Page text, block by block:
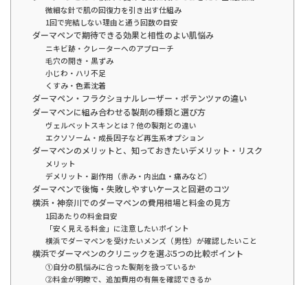
微細な針で肌の回復力を引き出す仕組み
1回で完結しない理由と通う回数の目安
ダーマペンで期待できる効果と相性のよい肌悩み
ニキビ跡・クレーターへのアプローチ
毛穴の開き・黒ずみ
小じわ・ハリ不足
くすみ・色素沈着
ダーマペン・フラクショナルレーザー・ポテンツァの違い
ダーマペンに組み合わせる製剤の種類と選び方
ヴェルベットスキンとは？他の製剤との違い
エクソソーム・成長因子など再生系オプション
ダーマペンのメリットと、知っておきたいデメリット・リスク
メリット
デメリット・副作用（赤み・内出血・痛みなど）
ダーマペンで後悔・失敗しやすいケースと回避のコツ
横浜・神奈川でのダーマペンの費用相場と料金の見方
1回あたりの料金目安
「安く見える料金」に注意したいポイント
横浜でダーマペンを受けたいメンズ（男性）が確認したいこと
横浜でダーマペンのクリニックを選ぶ5つの比較ポイント
①自分の肌悩みに合った製剤を扱っているか
②料金が明瞭で、追加費用の有無を確認できるか